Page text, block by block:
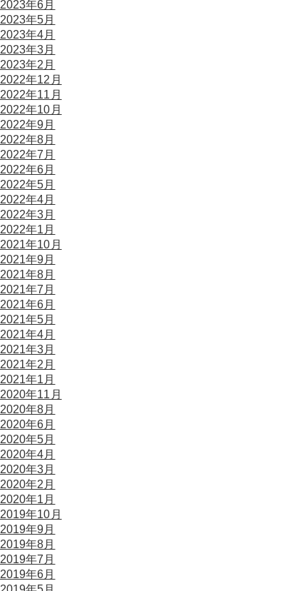
2023年6月
2023年5月
2023年4月
2023年3月
2023年2月
2022年12月
2022年11月
2022年10月
2022年9月
2022年8月
2022年7月
2022年6月
2022年5月
2022年4月
2022年3月
2022年1月
2021年10月
2021年9月
2021年8月
2021年7月
2021年6月
2021年5月
2021年4月
2021年3月
2021年2月
2021年1月
2020年11月
2020年8月
2020年6月
2020年5月
2020年4月
2020年3月
2020年2月
2020年1月
2019年10月
2019年9月
2019年8月
2019年7月
2019年6月